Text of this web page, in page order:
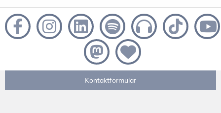
Kontaktformular